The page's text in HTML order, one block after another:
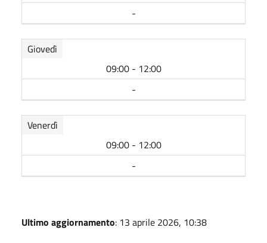
-
Giovedì
09:00 - 12:00
-
Venerdì
09:00 - 12:00
-
Ultimo aggiornamento: 13 aprile 2026, 10:38